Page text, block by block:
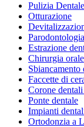
Pulizia Dentale
Otturazione
Parodontologia
Estrazione
Chirurgia orale
Sbiancamento
Faccette di
Corone
Ponte dentale
Impianti
Ortodonzia a